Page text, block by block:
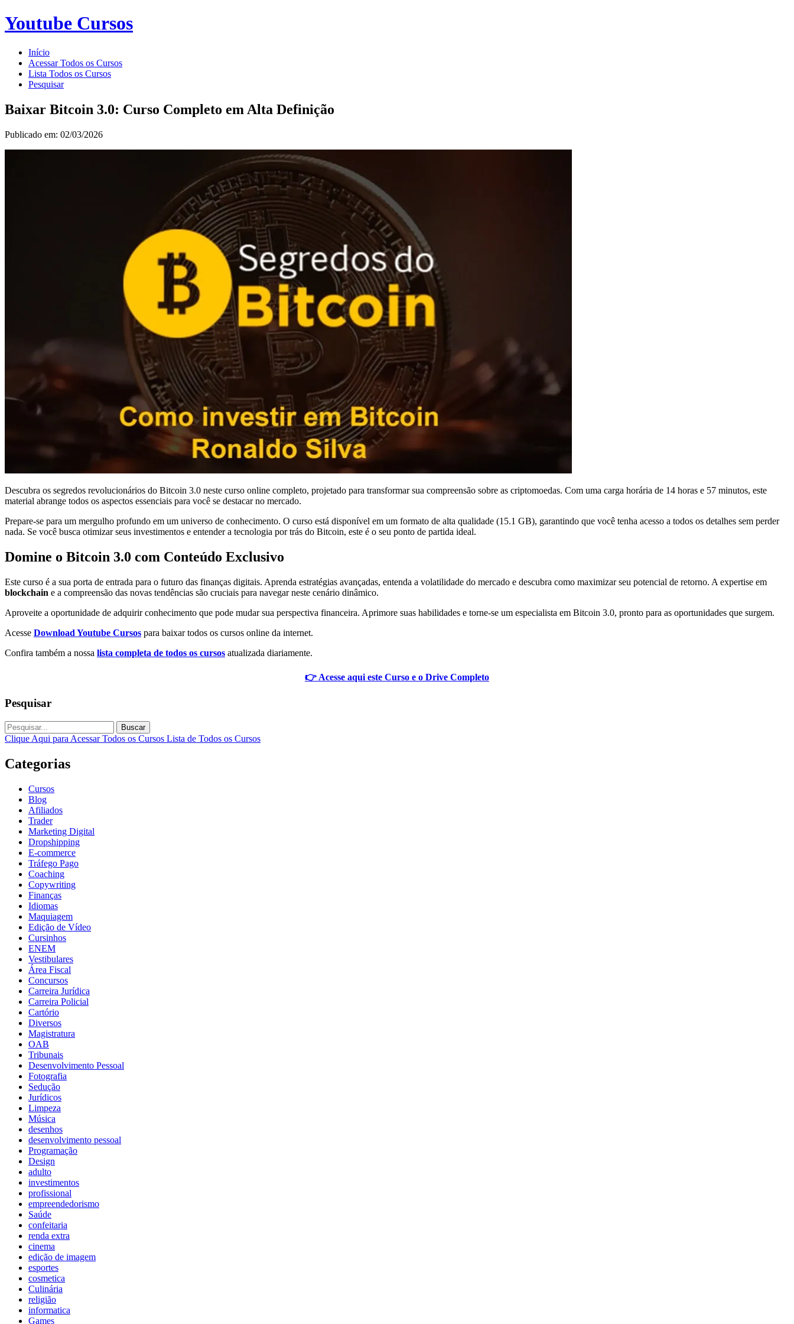
Youtube Cursos
Início
Acessar Todos os Cursos
Lista Todos os Cursos
Pesquisar
Baixar Bitcoin 3.0: Curso Completo em Alta Definição
Publicado em: 02/03/2026
Descubra os segredos revolucionários do Bitcoin 3.0 neste curso online completo, projetado para transformar sua compreensão sobre as criptomoedas. Com uma carga horária de 14 horas e 57 minutos, este
material abrange todos os aspectos essenciais para você se destacar no mercado.
Prepare-se para um mergulho profundo em um universo de conhecimento. O curso está disponível em um formato de alta qualidade (15.1 GB), garantindo que você tenha acesso a todos os detalhes sem perder
nada. Se você busca otimizar seus investimentos e entender a tecnologia por trás do Bitcoin, este é o seu ponto de partida ideal.
Domine o Bitcoin 3.0 com Conteúdo Exclusivo
Este curso é a sua porta de entrada para o futuro das finanças digitais. Aprenda estratégias avançadas, entenda a volatilidade do mercado e descubra como maximizar seu potencial de retorno. A expertise em
blockchain e a compreensão das novas tendências são cruciais para navegar neste cenário dinâmico.
Aproveite a oportunidade de adquirir conhecimento que pode mudar sua perspectiva financeira. Aprimore suas habilidades e torne-se um especialista em Bitcoin 3.0, pronto para as oportunidades que surgem.
Acesse Download Youtube Cursos para baixar todos os cursos online da internet.
Confira também a nossa lista completa de todos os cursos atualizada diariamente.
👉 Acesse aqui este Curso e o Drive Completo
Pesquisar
Buscar
Clique Aqui para Acessar Todos os Cursos Lista de Todos os Cursos
Categorias
Cursos
Blog
Afiliados
Trader
Marketing Digital
Dropshipping
E-commerce
Tráfego Pago
Coaching
Copywriting
Finanças
Idiomas
Maquiagem
Edição de Vídeo
Cursinhos
ENEM
Vestibulares
Área Fiscal
Concursos
Carreira Jurídica
Carreira Policial
Cartório
Diversos
Magistratura
OAB
Tribunais
Desenvolvimento Pessoal
Fotografia
Sedução
Jurídicos
Limpeza
Música
desenhos
desenvolvimento pessoal
Programação
Design
adulto
investimentos
profissional
empreendedorismo
Saúde
confeitaria
renda extra
cinema
edição de imagem
esportes
cosmetica
Culinária
religião
informatica
Games